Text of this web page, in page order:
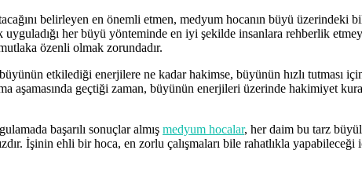
belirleyen en önemli etmen, medyum hocanın büyü
her büyü yönteminde en iyi şekilde insanlara rehberlik
özenli olmak zorundadır.
etkilediği enerjilere ne kadar hakimse, büyünün hızlı
aşamasında geçtiği zaman, büyünün enerjileri üzerinde hakimiyet
başarılı sonuçlar almış medyum hocalar, her daim bu tarz
İşinin ehli bir hoca, en zorlu çalışmaları bile rahatlıkla